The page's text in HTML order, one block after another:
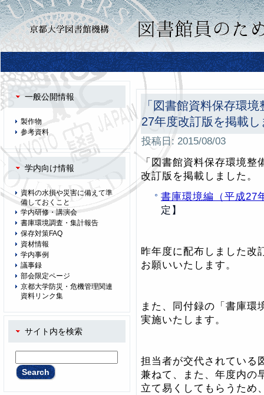
一般公開情報
製作物
参考資料
学内向け情報
資料の水損や災害に備えて準
備しておくこと
学内研修・講演会
書庫環境調査・集計報告
保存対策FAQ
資材情報
学内事例
議事録
部会限定ページ
京都大学防災・危機管理関連
資料リンク集
サイト内を検索
「図書館資料保存環
27年度改訂版を掲載し
投稿日: 2015/08/03
「図書館資料保存環境
改訂版を掲載しました。
書庫環境編（平成27
定】
昨年度に配布しました改
お願いいたします。
また、同付録の「書庫環
実施いたします。
担当者が交代されている
兼ねて、また、年度内の
立て易くしてもらうため